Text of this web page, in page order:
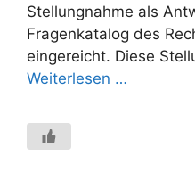
Stellungnahme als
Fragenkatalog des
eingereicht. Diese
Weiterlesen …